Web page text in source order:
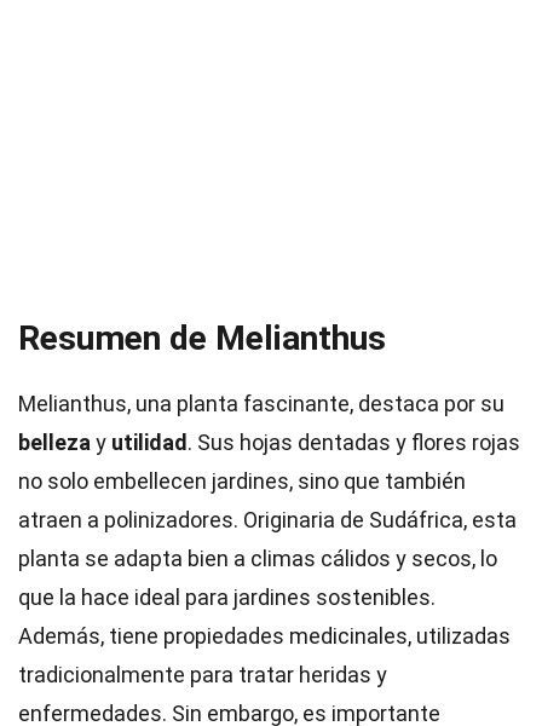
Resumen de Melianthus
Melianthus, una planta fascinante, destaca por su
belleza y utilidad . Sus hojas dentadas y flores rojas
no solo embellecen jardines, sino que también
atraen a polinizadores. Originaria de Sudáfrica, esta
planta se adapta bien a climas cálidos y secos, lo
que la hace ideal para jardines sostenibles.
Además, tiene propiedades medicinales, utilizadas
tradicionalmente para tratar heridas y
enfermedades. Sin embargo, es importante